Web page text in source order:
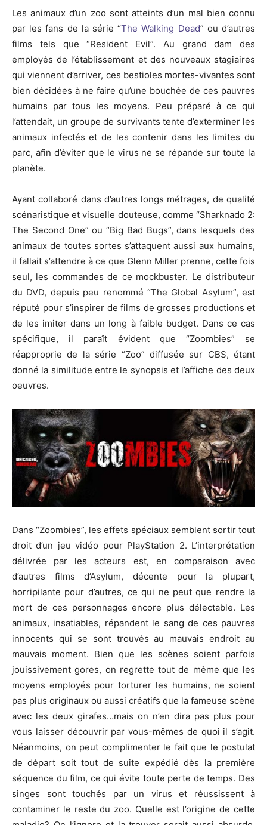
Les animaux d’un zoo sont atteints d’un mal bien connu
par les fans de la série “The Walking Dead” ou d’autres
films tels que “Resident Evil”. Au grand dam des
employés de l’établissement et des nouveaux stagiaires
qui viennent d’arriver, ces bestioles mortes-vivantes sont
bien décidées à ne faire qu’une bouchée de ces pauvres
humains par tous les moyens. Peu préparé à ce qui
l’attendait, un groupe de survivants tente d’exterminer les
animaux infectés et de les contenir dans les limites du
parc, afin d’éviter que le virus ne se répande sur toute la
planète.
Ayant collaboré dans d’autres longs métrages, de qualité
scénaristique et visuelle douteuse, comme “Sharknado 2:
The Second One” ou “Big Bad Bugs”, dans lesquels des
animaux de toutes sortes s’attaquent aussi aux humains,
il fallait s’attendre à ce que Glenn Miller prenne, cette fois
seul, les commandes de ce mockbuster. Le distributeur
du DVD, depuis peu renommé “The Global Asylum”, est
réputé pour s’inspirer de films de grosses productions et
de les imiter dans un long à faible budget. Dans ce cas
spécifique, il paraît évident que “Zoombies” se
réapproprie de la série “Zoo” diffusée sur CBS, étant
donné la similitude entre le synopsis et l’affiche des deux
oeuvres.
Dans “Zoombies”, les effets spéciaux semblent sortir tout
droit d’un jeu vidéo pour PlayStation 2. L’interprétation
délivrée par les acteurs est, en comparaison avec
d’autres films d’Asylum, décente pour la plupart,
horripilante pour d’autres, ce qui ne peut que rendre la
mort de ces personnages encore plus délectable. Les
animaux, insatiables, répandent le sang de ces pauvres
innocents qui se sont trouvés au mauvais endroit au
mauvais moment. Bien que les scènes soient parfois
jouissivement gores, on regrette tout de même que les
moyens employés pour torturer les humains, ne soient
pas plus originaux ou aussi créatifs que la fameuse scène
avec les deux girafes…mais on n’en dira pas plus pour
vous laisser découvrir par vous-mêmes de quoi il s’agit.
Néanmoins, on peut complimenter le fait que le postulat
de départ soit tout de suite expédié dès la première
séquence du film, ce qui évite toute perte de temps. Des
singes sont touchés par un virus et réussissent à
contaminer le reste du zoo. Quelle est l’origine de cette